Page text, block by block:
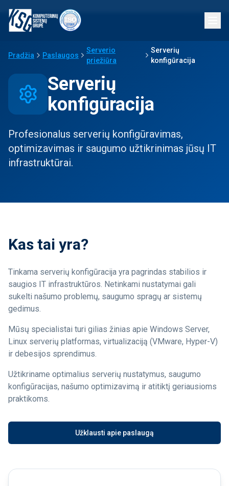
Pradžia Paslaugos
Serverio
priežiūra
Serverių
konfigūracija
Serverių
konfigūracija
Profesionalus serverių konfigūravimas,
optimizavimas ir saugumo užtikrinimas jūsų IT
infrastruktūrai.
Kas tai yra?
Tinkama serverių konfigūracija yra pagrindas stabilios ir
saugios IT infrastruktūros. Netinkami nustatymai gali
sukelti našumo problemų, saugumo spragų ar sistemų
gedimus.
Mūsų specialistai turi gilias žinias apie Windows Server,
Linux serverių platformas, virtualizaciją (VMware, Hyper-V)
ir debesijos sprendimus.
Užtikriname optimalius serverių nustatymus, saugumo
konfigūracijas, našumo optimizavimą ir atitiktį geriausioms
praktikoms.
Užklausti apie paslaugą